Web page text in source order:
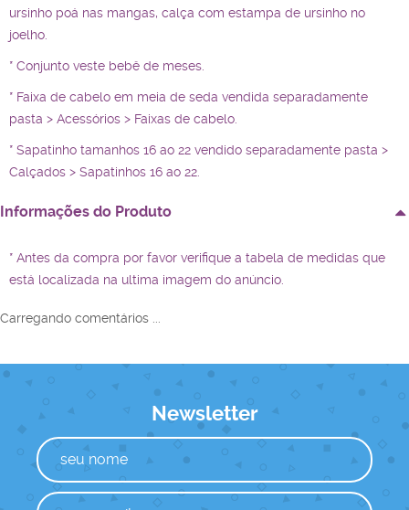
ursinho poá nas mangas, calça com estampa de ursinho no
joelho.
* Conjunto veste bebê de meses.
* Faixa de cabelo em meia de seda vendida separadamente
pasta > Acessórios > Faixas de cabelo.
* Sapatinho tamanhos 16 ao 22 vendido separadamente pasta >
Calçados > Sapatinhos 16 ao 22.
Informações do Produto
* Antes da compra por favor verifique a tabela de medidas que
está localizada na ultima imagem do anúncio.
Carregando comentários ...
Newsletter